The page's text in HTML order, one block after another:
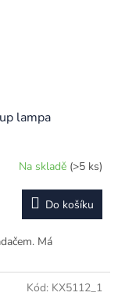
lampa
Na skladě (>5 ks)
Do košíku
Má
Kód: KX5112_1